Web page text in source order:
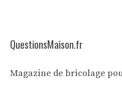
QuestionsMaison.fr
Magazine de bricolage